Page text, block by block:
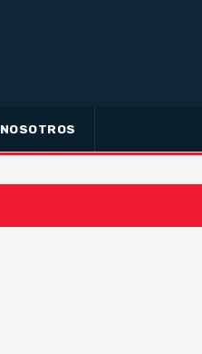
NOSOTROS